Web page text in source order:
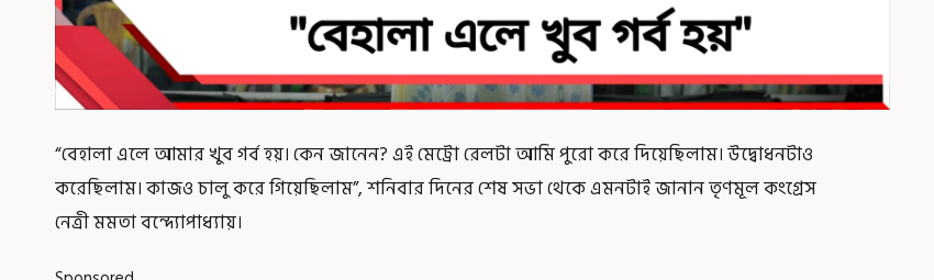
“বেহালা এলে আমার খুব গর্ব হয়। কেন জানেন? এই মেট্রো রেলটা আমি পুরো করে দিয়েছিলাম। উদ্বোধনটাও
করেছিলাম। কাজও চালু করে গিয়েছিলাম”, শনিবার দিনের শেষ সভা থেকে এমনটাই জানান তৃণমূল কংগ্রেস
নেত্রী মমতা বন্দ্যোপাধ্যায়।